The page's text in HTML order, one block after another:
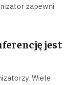
zapewni
jest
Wiele